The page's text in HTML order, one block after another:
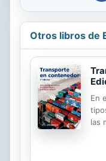
Otros libros de
En
las